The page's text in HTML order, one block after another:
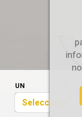
UN
Seleccione...